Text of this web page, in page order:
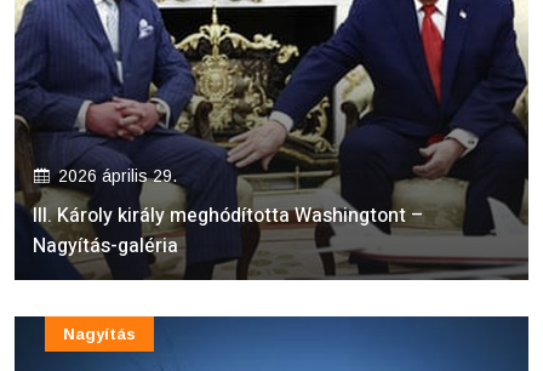
2026 április 29.
III. Károly király meghódította Washingtont –
Nagyítás-galéria
Nagyítás